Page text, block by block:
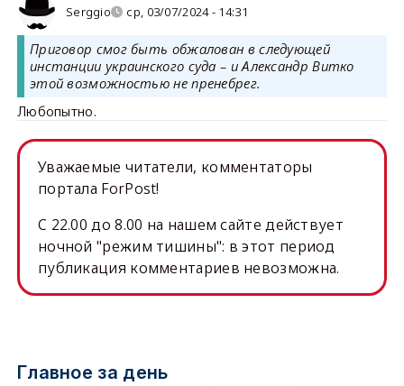
Serggio ср, 03/07/2024 - 14:31
Приговор смог быть обжалован в следующей
инстанции украинского суда – и Александр Витко
этой возможностью не пренебрег.
Любопытно.
Уважаемые читатели, комментаторы
портала ForPost!
C 22.00 до 8.00 на нашем сайте действует
ночной "режим тишины": в этот период
публикация комментариев невозможна.
Главное за день